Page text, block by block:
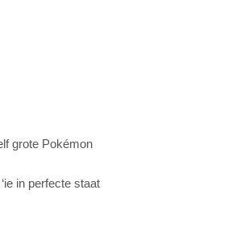
grote Pokémon
in perfecte staat